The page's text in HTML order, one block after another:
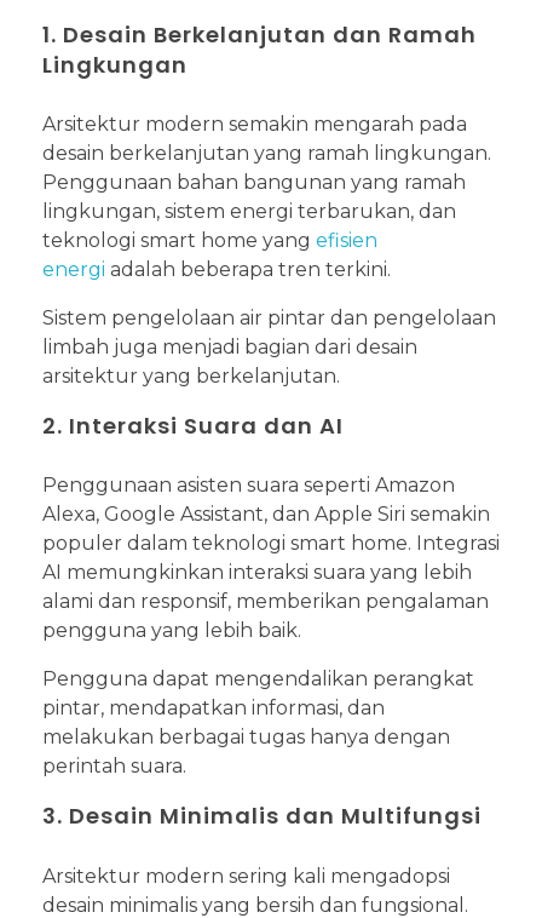
1. Desain Berkelanjutan dan Ramah
Lingkungan
Arsitektur modern semakin mengarah pada
desain berkelanjutan yang ramah lingkungan.
Penggunaan bahan bangunan yang ramah
lingkungan, sistem energi terbarukan, dan
teknologi smart home yang efisien
energi adalah beberapa tren terkini.
Sistem pengelolaan air pintar dan pengelolaan
limbah juga menjadi bagian dari desain
arsitektur yang berkelanjutan.
2. Interaksi Suara dan AI
Penggunaan asisten suara seperti Amazon
Alexa, Google Assistant, dan Apple Siri semakin
populer dalam teknologi smart home. Integrasi
AI memungkinkan interaksi suara yang lebih
alami dan responsif, memberikan pengalaman
pengguna yang lebih baik.
Pengguna dapat mengendalikan perangkat
pintar, mendapatkan informasi, dan
melakukan berbagai tugas hanya dengan
perintah suara.
3. Desain Minimalis dan Multifungsi
Arsitektur modern sering kali mengadopsi
desain minimalis yang bersih dan fungsional.